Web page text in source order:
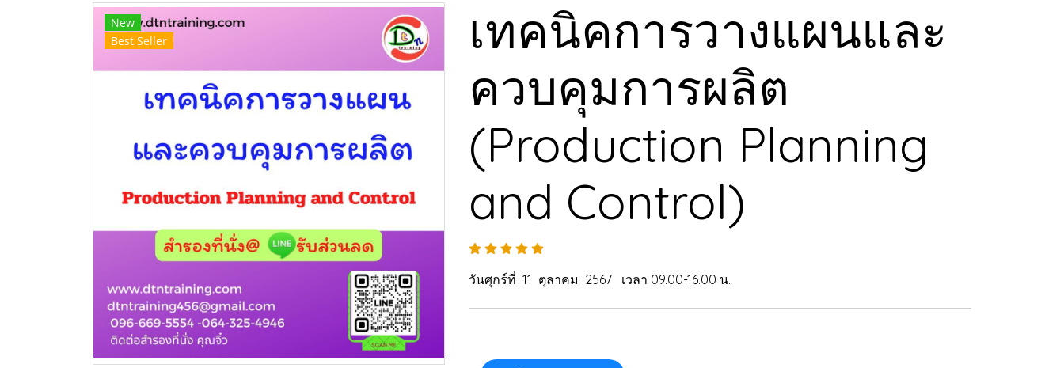
New
Best Seller
เทคนิคการวางแผนและ
ควบคุมการผลิต
(Production Planning
and Control)
วันศุกร์ที่ 11 ตุลาคม 2567 เวลา 09.00-16.00 น.